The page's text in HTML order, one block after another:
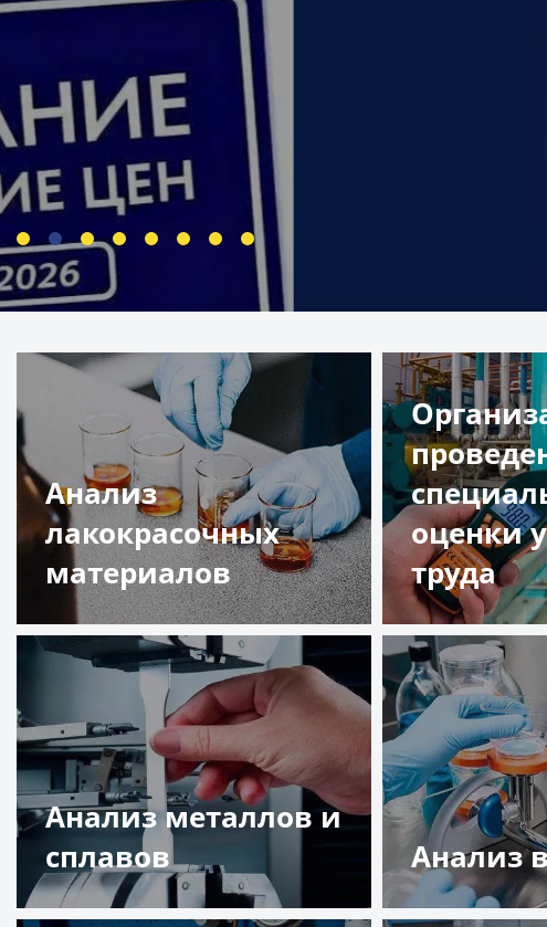
Анализ
лакокрасочных
материалов
Подробнее
оценки
труда
Подробнее
Анализ металлов и
сплавов
Анализ